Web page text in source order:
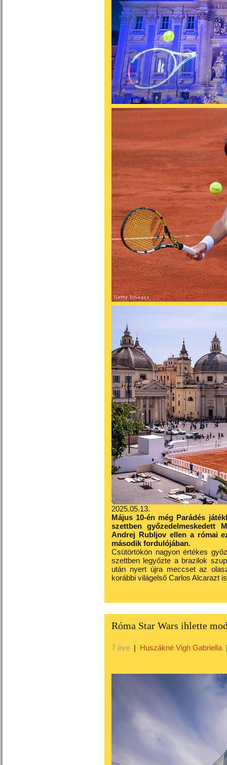
2025.05.13.
Május 10-én még Parádés
szettben győzedelmeskedett
Andrej Rubljov ellen a római
második fordulójában.
Csütörtökön nagyon értékes
szettben legyőzte a brazilok
után nyert újra meccset az
korábbi világelső Carlos Alcarazt
Róma Star Wars ihlette
7 éve | Huszákné Vigh Gabriella